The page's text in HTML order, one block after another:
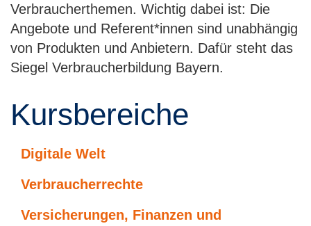
Verbraucherthemen. Wichtig dabei ist: Die
Angebote und Referent*innen sind unabhängig
von Produkten und Anbietern. Dafür steht das
Siegel Verbraucherbildung Bayern.
Kursbereiche
Digitale Welt
Verbraucherrechte
Versicherungen, Finanzen und